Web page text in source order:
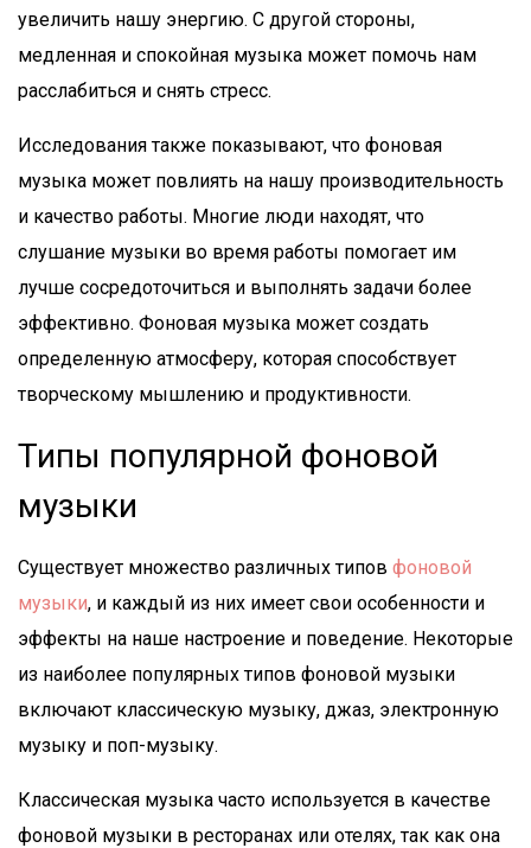
увеличить нашу энергию. С другой стороны,
медленная и спокойная музыка может помочь нам
расслабиться и снять стресс.
Исследования также показывают, что фоновая
музыка может повлиять на нашу производительность
и качество работы. Многие люди находят, что
слушание музыки во время работы помогает им
лучше сосредоточиться и выполнять задачи более
эффективно. Фоновая музыка может создать
определенную атмосферу, которая способствует
творческому мышлению и продуктивности.
Типы популярной фоновой
музыки
Существует множество различных типов фоновой
музыки, и каждый из них имеет свои особенности и
эффекты на наше настроение и поведение. Некоторые
из наиболее популярных типов фоновой музыки
включают классическую музыку, джаз, электронную
музыку и поп-музыку.
Классическая музыка часто используется в качестве
фоновой музыки в ресторанах или отелях, так как она